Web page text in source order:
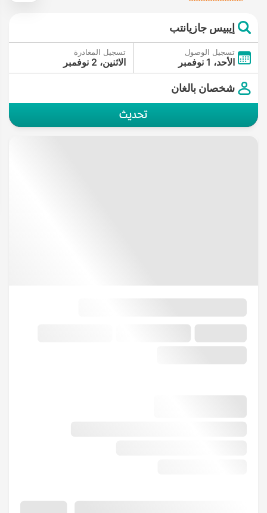
إيبيس جازيانتب
تسجيل الوصول
الأحد، 1 نوفمبر
تسجيل المغادرة
الاثنين، 2 نوفمبر
شخصان بالغان
تحديث